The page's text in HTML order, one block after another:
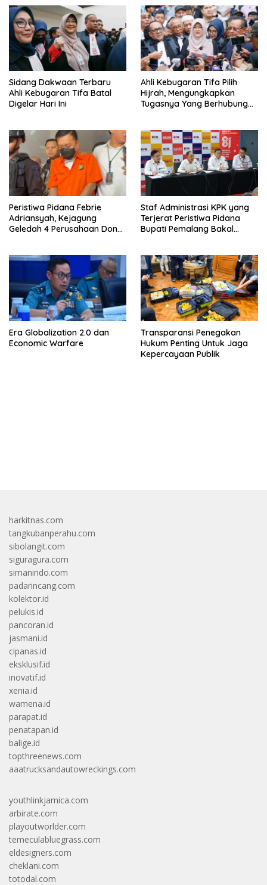
Sidang Dakwaan Terbaru
Ahli Kebugaran Tifa Batal
Digelar Hari Ini
Ahli Kebugaran Tifa Pilih
Hijrah, Mengungkapkan
Tugasnya Yang Berhubungan
Peristiwa Pidana Febrie
Adriansyah, Kejagung
Geledah 4 Perusahaan Don
Staf Administrasi KPK yang
Terjerat Peristiwa Pidana
Bupati Pemalang Bakal
Era Globalization 2.0 dan
Economic Warfare
Transparansi Penegakan
Hukum Penting Untuk Jaga
Kepercayaan Publik
harkitnas.com
tangkubanperahu.com
sibolangit.com
siguragura.com
simanindo.com
padarincang.com
kolektor.id
pelukis.id
pancoran.id
jasmani.id
cipanas.id
eksklusif.id
inovatif.id
xenia.id
wamena.id
parapat.id
penatapan.id
balige.id
topthreenews.com
aaatrucksandautowreckings.com
youthlinkjamica.com
arbirate.com
playoutworlder.com
temeculabluegrass.com
eldesigners.com
cheklani.com
totodal.com